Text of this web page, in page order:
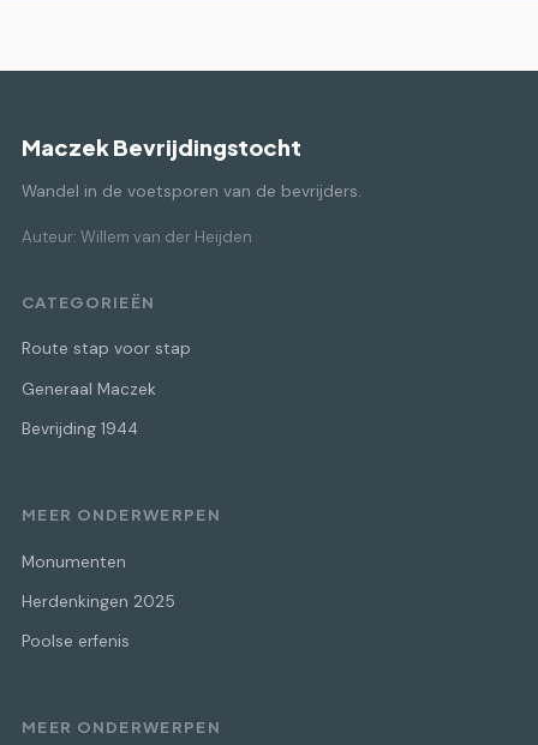
Maczek Bevrijdingstocht
Wandel in de voetsporen van de bevrijders.
Auteur: Willem van der Heijden
CATEGORIEËN
Route stap voor stap
Generaal Maczek
Bevrijding 1944
MEER ONDERWERPEN
Monumenten
Herdenkingen 2025
Poolse erfenis
MEER ONDERWERPEN